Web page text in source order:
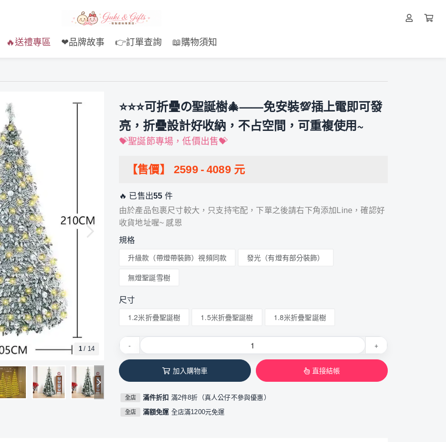
🔥送禮專區 ❤品牌故事 👉訂單查詢 📖購物須知
1 / 14
⭐⭐⭐可折疊の聖誕樹🎄——免安裝💯插上電即可發
亮，折疊設計好收納，不占空間，可重複使用~
💝聖誕節專場，低價出售💝
【售價】 2599 - 4089元
🔥 已售出55 件
由於產品包裹尺寸較大，只支持宅配，下單之後請右下角添加Line，確認好
收貨地址喔~ 感恩
規格
升級款（帶燈帶裝飾）視頻同款
發光（有燈有部分裝飾）
無燈聖誕雪樹
尺寸
1.2米折疊聖誕樹 1.5米折疊聖誕樹 1.8米折疊聖誕樹
- +
加入購物車 直接結帳
全店 滿件折扣 滿2件8折（真人公仔不參與優惠）
全店 滿額免運 全店滿1200元免運